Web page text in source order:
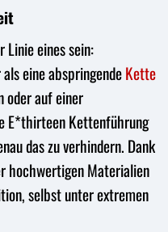
Linie eines sein:
eine abspringendeKette
oder auf einer
E*thirteen Kettenführung
das zu verhindern. Dank
hochwertigen Materialien
selbst unter extremen